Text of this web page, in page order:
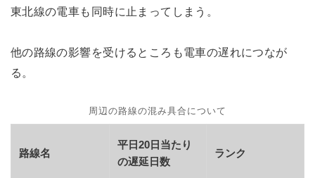
東北線の電車も同時に止まってしまう。
他の路線の影響を受けるところも電車の遅れにつなが
る。
周辺の路線の混み具合について
路線名
平日20日当たり
の遅延日数
ランク